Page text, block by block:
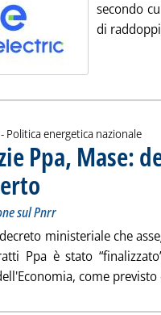
secondo
di
- Politica energetica nazionale
Ppa, Mase:
. Sottotitolo: Dalla relazione sul
. Pubblicata mercoledì 02
sul Pnrr
ministeriale che
Ppa è stato
come